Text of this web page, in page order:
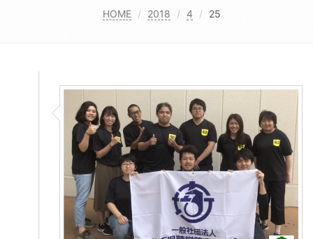
HOME 2018 4 25